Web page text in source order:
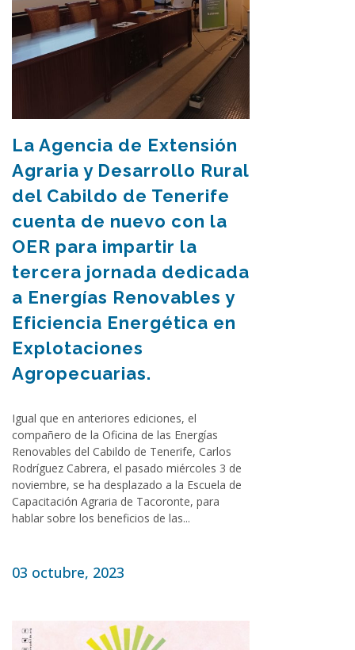
La Agencia de Extensión
Agraria y Desarrollo Rural
del Cabildo de Tenerife
cuenta de nuevo con la
OER para impartir la
tercera jornada dedicada
a Energías Renovables y
Eficiencia Energética en
Explotaciones
Agropecuarias.
Igual que en anteriores ediciones, el
compañero de la Oficina de las Energías
Renovables del Cabildo de Tenerife, Carlos
Rodríguez Cabrera, el pasado miércoles 3 de
noviembre, se ha desplazado a la Escuela de
Capacitación Agraria de Tacoronte, para
hablar sobre los beneficios de las...
03 octubre, 2023